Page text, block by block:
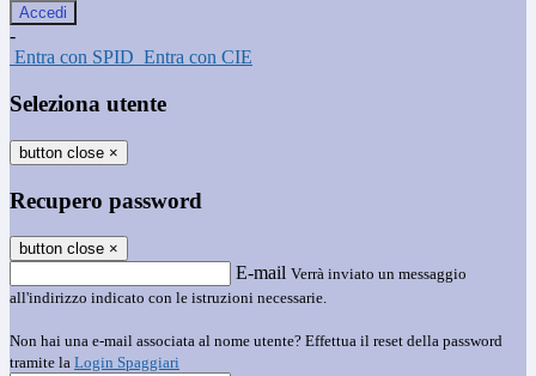
-
Entra con SPID Entra con CIE
Seleziona utente
button close ×
Recupero password
button close ×
E-mail Verrà inviato un messaggio
all'indirizzo indicato con le istruzioni necessarie.
Non hai una e-mail associata al nome utente? Effettua il reset della password
tramite la Login Spaggiari